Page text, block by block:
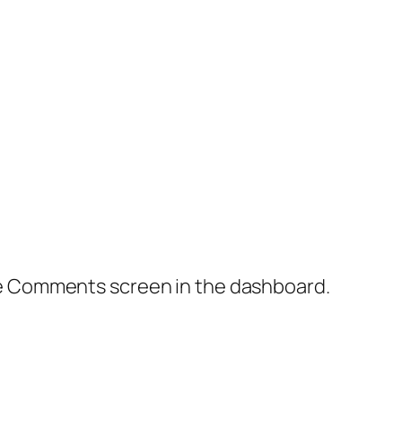
screen in the dashboard.